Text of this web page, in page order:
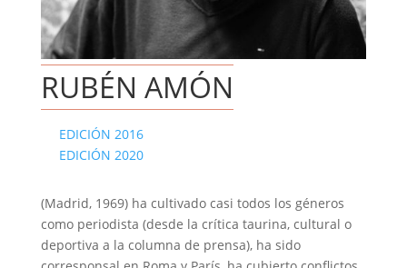
RUBÉN AMÓN
EDICIÓN 2016
EDICIÓN 2020
(Madrid, 1969) ha cultivado casi todos los géneros
como periodista (desde la crítica taurina, cultural o
deportiva a la columna de prensa), ha sido